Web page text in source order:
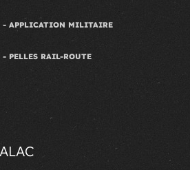
- APPLICATION MILITAIRE
PELLES RAIL-ROUTE